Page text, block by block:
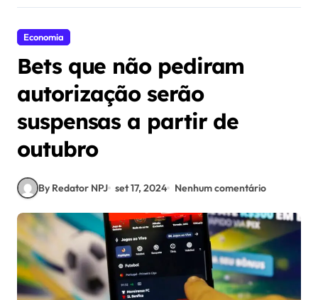
Economia
Bets que não pediram
autorização serão
suspensas a partir de
outubro
By Redator NPJ set 17, 2024 Nenhum comentário